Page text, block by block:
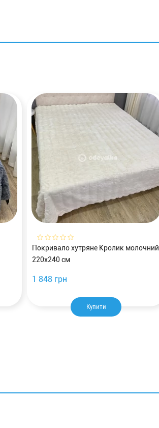
Покривало хутряне Кролик молочний
220х240 см
Купити
1 848 грн